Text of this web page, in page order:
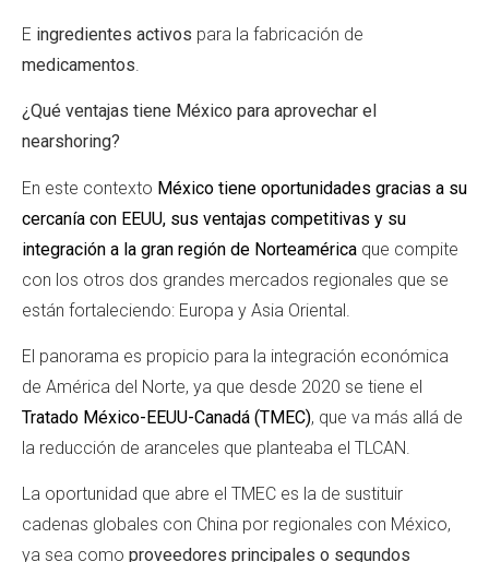
E ingredientes activos para la fabricación de
medicamentos.
¿Qué ventajas tiene México para aprovechar el
nearshoring?
En este contexto México tiene oportunidades gracias a su
cercanía con EEUU, sus ventajas competitivas y su
integración a la gran región de Norteamérica que compite
con los otros dos grandes mercados regionales que se
están fortaleciendo: Europa y Asia Oriental.
El panorama es propicio para la integración económica
de América del Norte, ya que desde 2020 se tiene el
Tratado México-EEUU-Canadá (TMEC), que va más allá de
la reducción de aranceles que planteaba el TLCAN.
La oportunidad que abre el TMEC es la de sustituir
cadenas globales con China por regionales con México,
ya sea como proveedores principales o segundos